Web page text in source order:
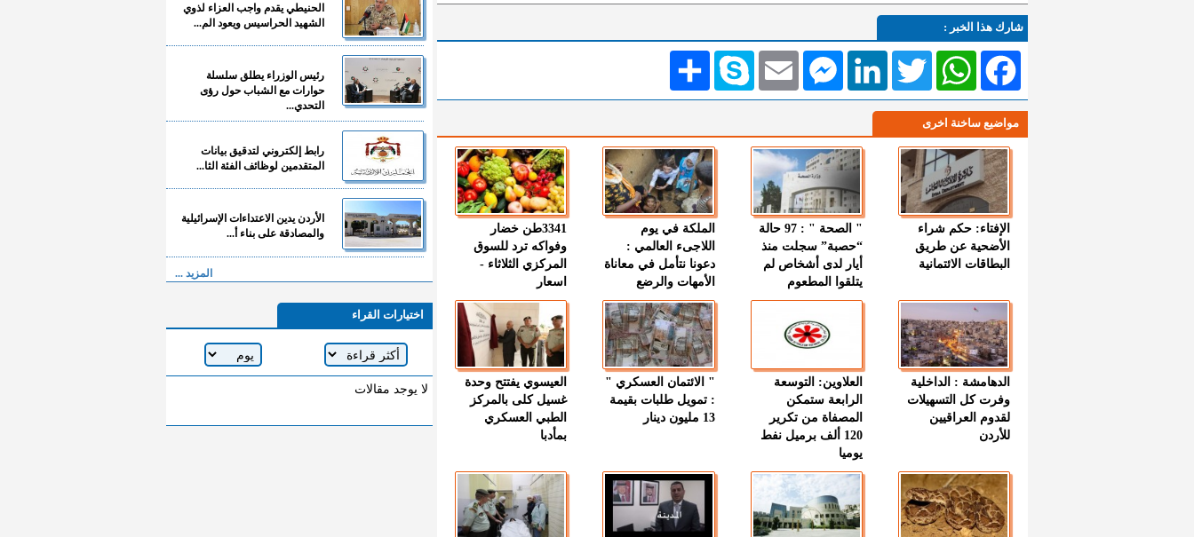
شارك هذا الخبر :
انشر Skype EmailMessengerLinkedIn TwitterWhatsAppFacebook
مواضيع ساخنة اخرى
الإفتاء: حكم شراء
الأضحية عن طريق
البطاقات الائتمانية
" الصحة " : 97 حالة
“حصبة” سجلت منذ
أيار لدى أشخاص لم
يتلقوا المطعوم
الملكة في يوم
اللاجىء العالمي :
دعونا نتأمل في معاناة
الأمهات والرضع
3341طن خضار
وفواكه ترد للسوق
المركزي الثلاثاء -
اسعار
الدهامشة : الداخلية
وفرت كل التسهيلات
لقدوم العراقيين
للأردن
العلاوين: التوسعة
الرابعة ستمكن
المصفاة من تكرير
120 ألف برميل نفط
يوميا
" الائتمان العسكري "
: تمويل طلبات بقيمة
13 مليون دينار
العيسوي يفتتح وحدة
غسيل كلى بالمركز
الطبي العسكري
بمأدبا
الحنيطي يقدم واجب العزاء لذوي
الشهيد الحراسيس ويعود الم...
رئيس الوزراء يطلق سلسلة
حوارات مع الشباب حول رؤى
التحدي...
رابط إلكتروني لتدقيق بيانات
المتقدمين لوظائف الفئة الثا...
الأردن يدين الاعتداءات الإسرائيلية
والمصادقة على بناء أ...
المزيد ...
اختيارات القراء
لا يوجد مقالات